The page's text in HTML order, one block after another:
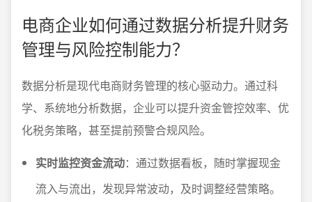
电商企业如何通过数据分析提升财务
管理与风险控制能力？
数据分析是现代电商财务管理的核心驱动力。通过科
学、系统地分析数据，企业可以提升资金管控效率、优
化税务策略，甚至提前预警合规风险。
实时监控资金流动：通过数据看板，随时掌握现金
流入与流出，发现异常波动，及时调整经营策略。